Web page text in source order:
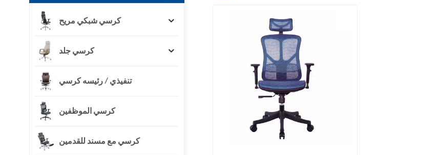
كرسي شبكي مريح
كرسي جلد
تنفيذي / رئيسه كرسي
كرسي الموظفين
كرسي مع مسند للقدمين